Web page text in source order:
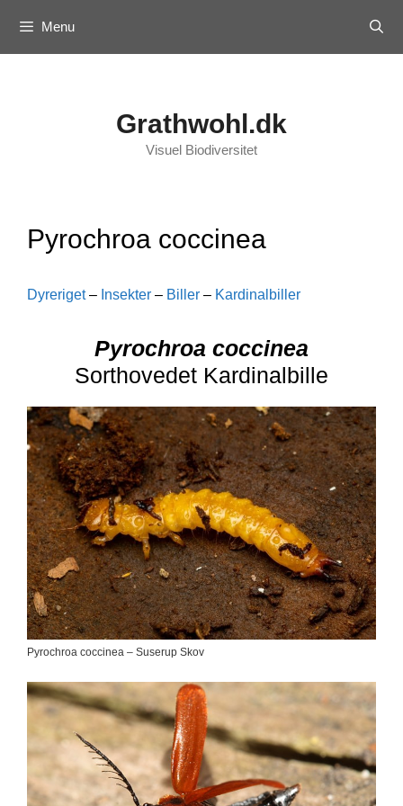
content
Menu
Grathwohl.dk
Visuel Biodiversitet
Pyrochroa coccinea
Dyreriget– Insekter – Biller – Kardinalbiller
Pyrochroa coccinea
Sorthovedet Kardinalbille
Pyrochroa coccinea – Suserup Skov